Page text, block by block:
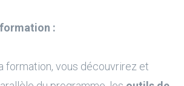
:
formation, vous découvrirez et